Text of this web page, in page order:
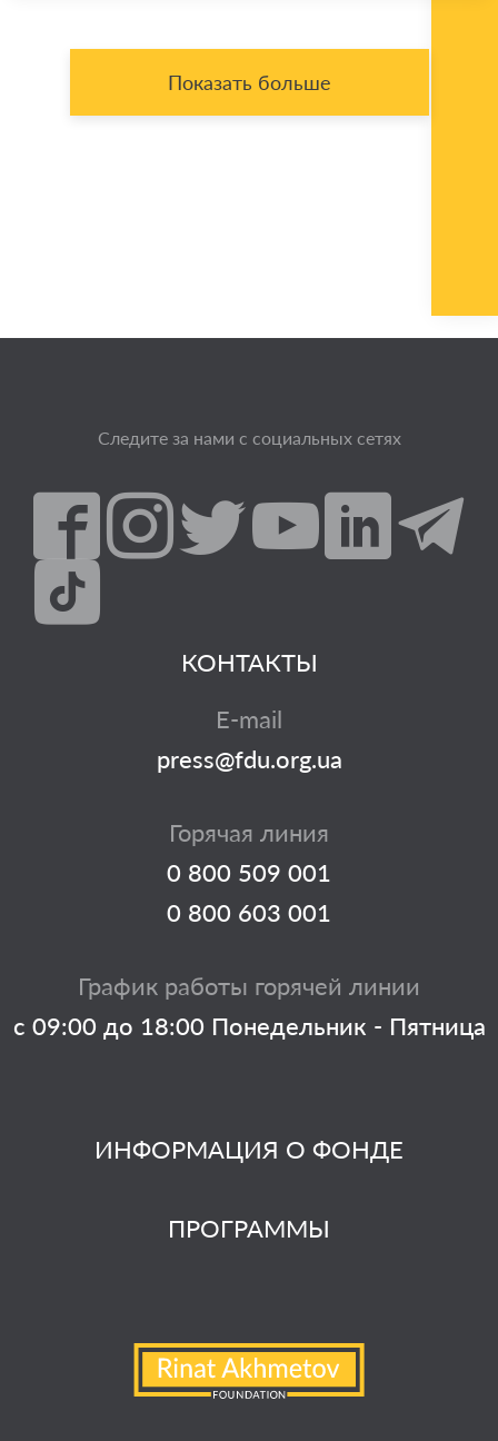
Показать больше
Следите за нами с социальных сетях
ИНФОРМАЦИЯ О ФОНДЕ
ПРОГРАММЫ
КОНТАКТЫ
E-mail
press@fdu.org.ua
Горячая линия
0 800 509 001
0 800 603 001
График работы горячей линии
с 09:00 до 18:00 Понедельник - Пятница